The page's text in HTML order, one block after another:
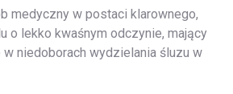
medyczny w postaci klarownego,
o lekko kwaśnym odczynie, mający
niedoborach wydzielania śluzu w